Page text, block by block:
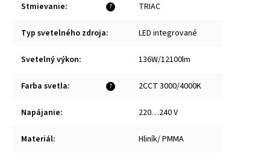
?
Stmievanie: TRIAC
Typ svetelného zdroja: LED integrované
Svetelný výkon: 136W/12100lm
?
Farba svetla: 2CCT 3000/4000K
Napájanie: 220…240 V
Materiál: Hliník/ PMMA